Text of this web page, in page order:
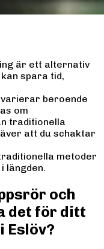
är ett alternativ
spara tid,
beroende
om
traditionella
att du schaktar
metoder
längden.
och
det för ditt
Eslöv?